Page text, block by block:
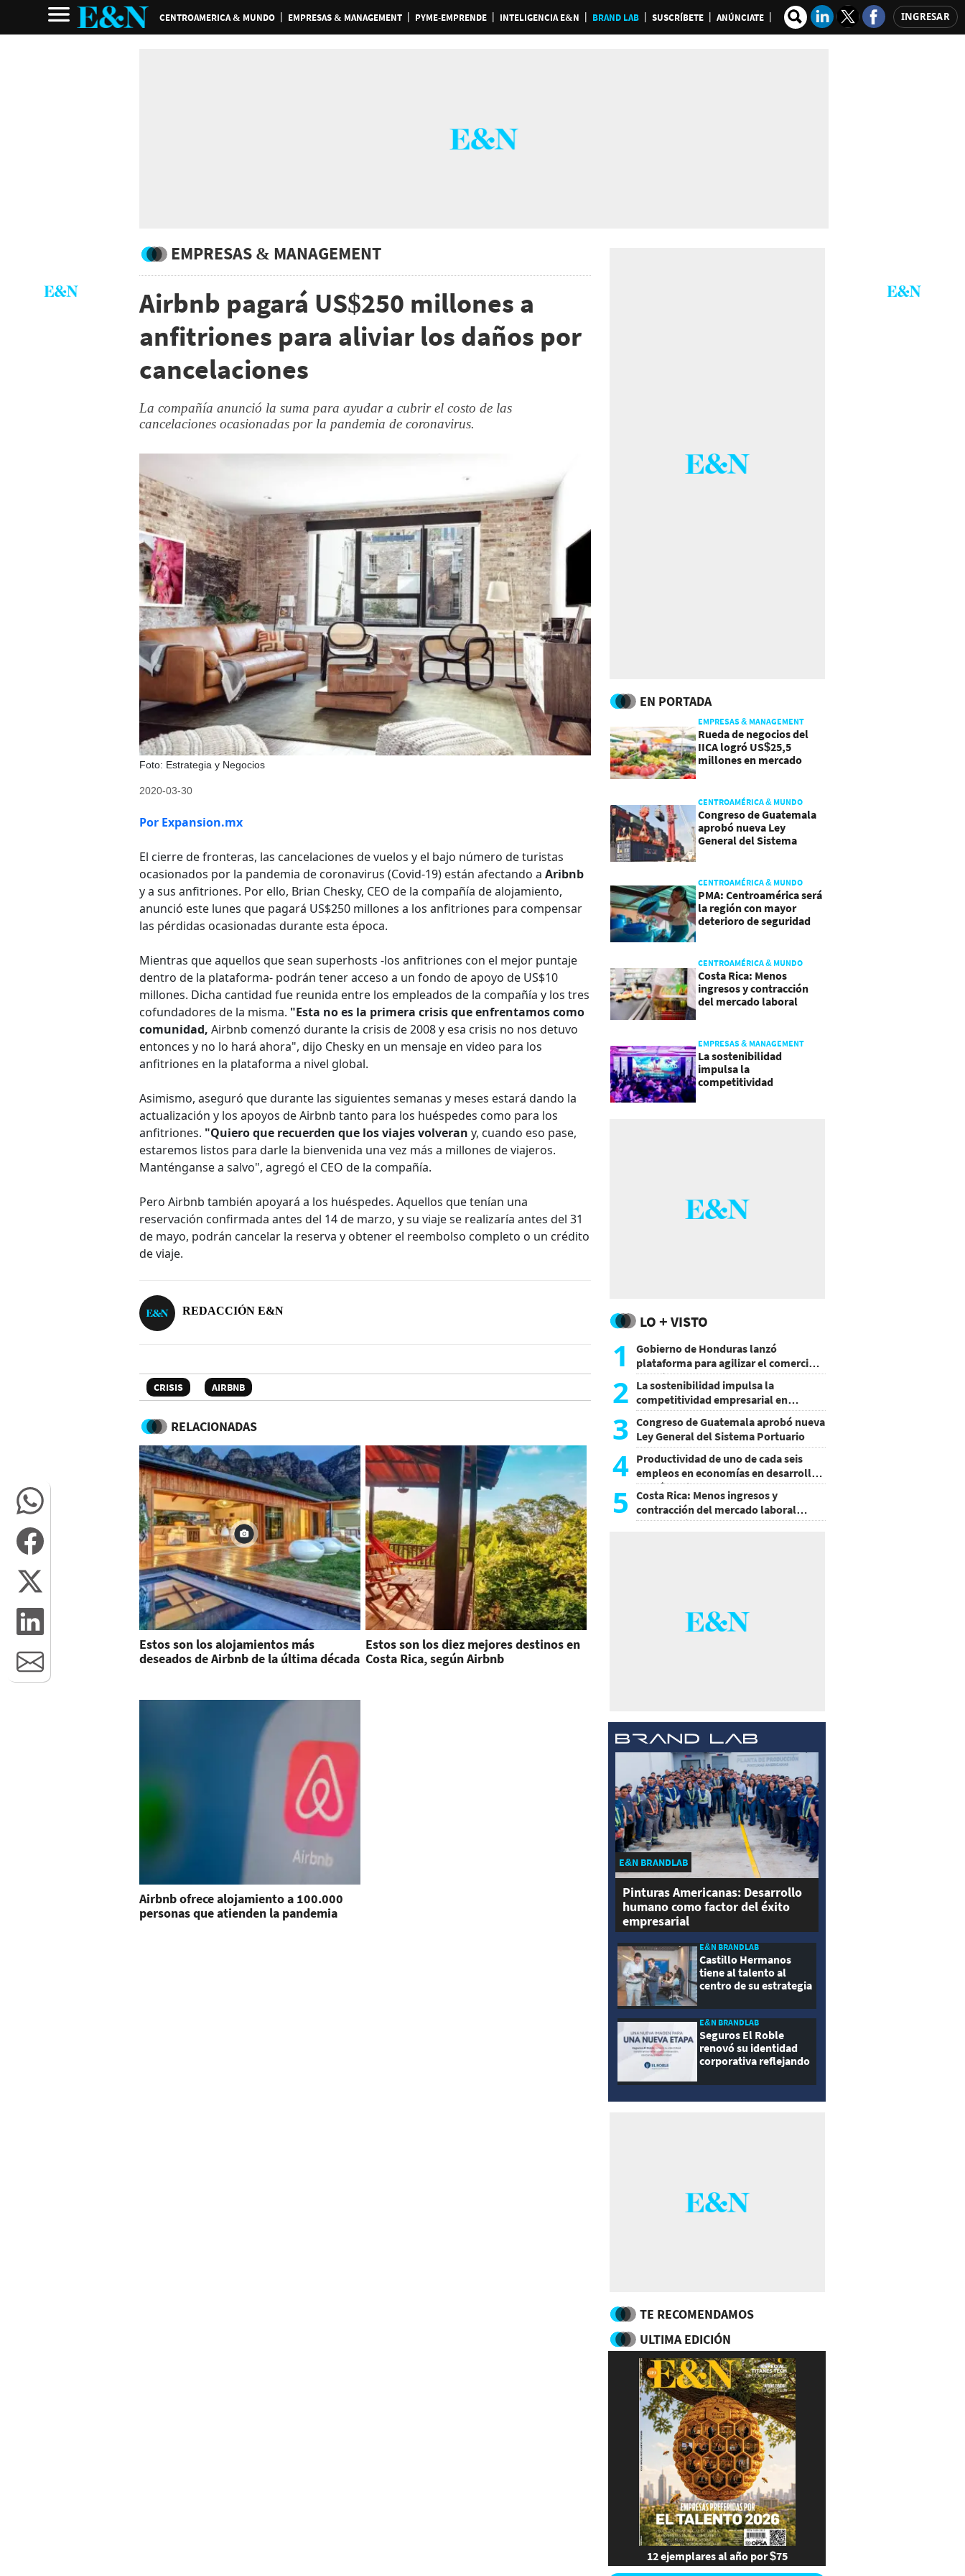
CENTROAMERICA & MUNDO EMPRESAS & MANAGEMENT PYME-EMPRENDE INTELIGENCIA E&N BRAND LAB SUSCRÍBETE ANÚNCIATE INGRESAR
EMPRESAS & MANAGEMENT
Airbnb pagará US$250 millones a
anfitriones para aliviar los daños por
cancelaciones
La compañía anunció la suma para ayudar a cubrir el costo de las
cancelaciones ocasionadas por la pandemia de coronavirus.
Foto: Estrategia y Negocios
2020-03-30
Por Expansion.mx
El cierre de fronteras, las cancelaciones de vuelos y el bajo número de turistas
ocasionados por la pandemia de coronavirus (Covid-19) están afectando a Aribnb
y a sus anfitriones. Por ello, Brian Chesky, CEO de la compañía de alojamiento,
anunció este lunes que pagará US$250 millones a los anfitriones para compensar
las pérdidas ocasionadas durante esta época.
Mientras que aquellos que sean superhosts -los anfitriones con el mejor puntaje
dentro de la plataforma- podrán tener acceso a un fondo de apoyo de US$10
millones. Dicha cantidad fue reunida entre los empleados de la compañía y los tres
cofundadores de la misma. "Esta no es la primera crisis que enfrentamos como
comunidad, Airbnb comenzó durante la crisis de 2008 y esa crisis no nos detuvo
entonces y no lo hará ahora", dijo Chesky en un mensaje en video para los
anfitriones en la plataforma a nivel global.
Asimismo, aseguró que durante las siguientes semanas y meses estará dando la
actualización y los apoyos de Airbnb tanto para los huéspedes como para los
anfitriones. "Quiero que recuerden que los viajes volveran y, cuando eso pase,
estaremos listos para darle la bienvenida una vez más a millones de viajeros.
Manténganse a salvo", agregó el CEO de la compañía.
Pero Airbnb también apoyará a los huéspedes. Aquellos que tenían una
reservación confirmada antes del 14 de marzo, y su viaje se realizaría antes del 31
de mayo, podrán cancelar la reserva y obtener el reembolso completo o un crédito
de viaje.
REDACCIÓN E&N
CRISIS AIRBNB
RELACIONADAS
Estos son los alojamientos más
deseados de Airbnb de la última década
Estos son los diez mejores destinos en
Costa Rica, según Airbnb
Airbnb ofrece alojamiento a 100.000
personas que atienden la pandemia
EN PORTADA
EMPRESAS & MANAGEMENT
Rueda de negocios del
IICA logró US$25,5
millones en mercado
CENTROAMÉRICA & MUNDO
Congreso de Guatemala
aprobó nueva Ley
General del Sistema
CENTROAMÉRICA & MUNDO
PMA: Centroamérica será
la región con mayor
deterioro de seguridad
CENTROAMÉRICA & MUNDO
Costa Rica: Menos
ingresos y contracción
del mercado laboral
EMPRESAS & MANAGEMENT
La sostenibilidad
impulsa la
competitividad
LO + VISTO
1
Gobierno de Honduras lanzó
plataforma para agilizar el comercio
exterior
2 La sostenibilidad impulsa la
competitividad empresarial en
Guatemala
3 Congreso de Guatemala aprobó nueva
Ley General del Sistema Portuario
4 Productividad de uno de cada seis
empleos en economías en desarrollo
podría mejorar por la IA
5
Costa Rica: Menos ingresos y
contracción del mercado laboral
causan baja del consumo
E&N BRANDLAB
Pinturas Americanas: Desarrollo
humano como factor del éxito
empresarial
E&N BRANDLAB
Castillo Hermanos
tiene al talento al
centro de su estrategia
E&N BRANDLAB
Seguros El Roble
renovó su identidad
corporativa reflejando
modernidad
TE RECOMENDAMOS
ULTIMA EDICIÓN
12 ejemplares al año por $75